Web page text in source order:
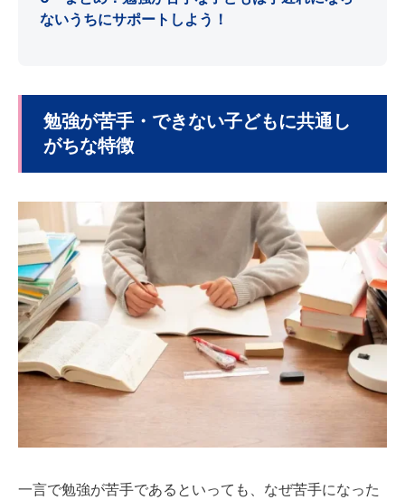
ないうちにサポートしよう！
勉強が苦手・できない子どもに共通し
がちな特徴
一言で勉強が苦手であるといっても、なぜ苦手になった